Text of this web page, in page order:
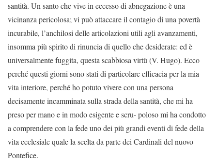
santità. Un santo che vive in eccesso di abnegazione è una
vicinanza pericolosa; vi può attaccare il contagio di una povertà
incurabile, l’anchilosi delle articolazioni utili agli avanzamenti,
insomma più spirito di rinuncia di quello che desiderate: ed è
universalmente fuggita, questa scabbiosa virtù (V. Hugo). Ecco
perché questi giorni sono stati di particolare efficacia per la mia
vita interiore, perché ho potuto vivere con una persona
decisamente incamminata sulla strada della santità, che mi ha
preso per mano e in modo esigente e scru- poloso mi ha condotto
a comprendere con la fede uno dei più grandi eventi di fede della
vita ecclesiale quale la scelta da parte dei Cardinali del nuovo
Pontefice.